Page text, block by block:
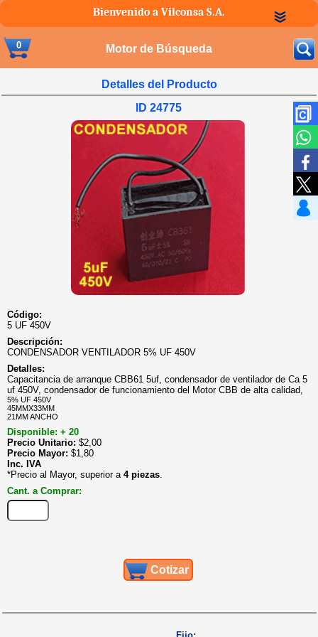
Bienvenido a Vilconsa S.A.
0 Motor de Búsqueda
Detalles del Producto
ID 24775
Código:
5 UF 450V
Descripción:
CONDENSADOR VENTILADOR 5% UF 450V
Detalles:
Capacitancia de arranque CBB61 5uf, condensador de ventilador de Ca 5
uf 450V, condensador de funcionamiento del Motor CBB de alta calidad,
5% UF 450V
45MMX33MM
21MM ANCHO
Disponible: + 20
Precio Unitario: $2,00
Precio Mayor: $1,80
Inc. IVA
*Precio al Mayor, superior a 4 piezas
Cant. a Comprar:
Cotizar